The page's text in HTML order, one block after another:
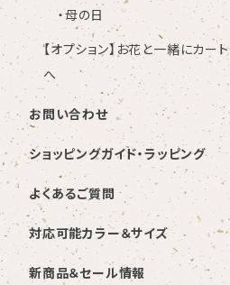
・母の日
【オプション】お花と一緒にカート
へ
お問い合わせ
ショッピングガイド・ラッピング
よくあるご質問
対応可能カラー＆サイズ
新商品＆セール情報